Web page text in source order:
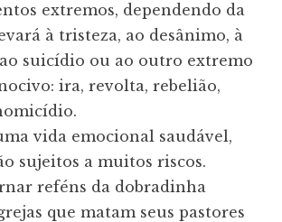
extremos, dependendo da
à tristeza, ao desânimo, à
ao suicídio ou ao outro extremo
ira, revolta, rebelião,
vida emocional saudável,
sujeitos a muitos riscos.
reféns da dobradinha
que matam seus pastores